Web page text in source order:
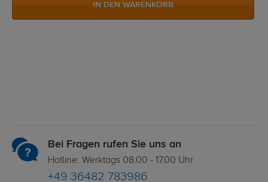
IN DEN WARENKORB
Bei Fragen rufen Sie uns an
Hotline: Werktags 08.00 - 17.00 Uhr
+49 36482 783986